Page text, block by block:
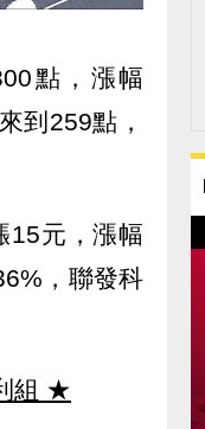
點，漲幅
到259點，
15元，漲幅
，聯發科
組 ★